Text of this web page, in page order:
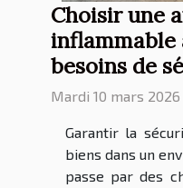
Choisir une
inflammable
besoins de
Mardi 10 mars 2026
Garantir la
biens dans un
passe par des